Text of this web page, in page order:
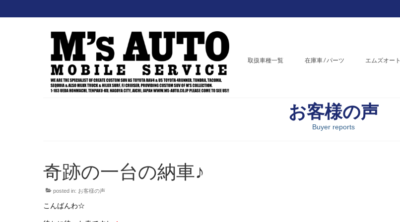
取扱車種一覧 在庫車 / パーツ エムズオート
お客様の声
Buyer reports
奇跡の一台の納車♪
posted in: お客様の声
こんばんわ☆